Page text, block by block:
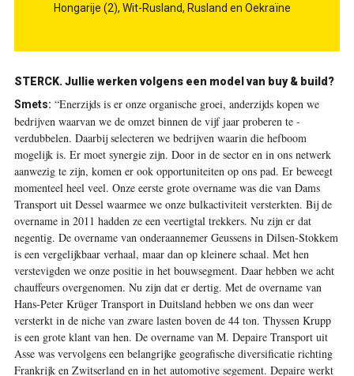
Hongarije (2), Wit-Rusland, Rusland en Oekraïne
STERCK. Jullie werken volgens een model van buy & build?
Smets: “Enerzijds is er onze organische groei, anderzijds kopen we
bedrijven waarvan we de omzet binnen de vijf jaar proberen te ­
verdubbelen. Daarbij selecteren we bedrijven waarin die hefboom
mogelijk is. Er moet synergie zijn. Door in de sector en in ons netwerk
aanwezig te zijn, komen er ook opportuniteiten op ons pad. Er beweegt
momenteel heel veel. Onze eerste grote overname was die van Dams
Transport uit Dessel waarmee we onze bulkactiviteit versterkten. Bij de
overname in 2011 hadden ze een veertigtal trekkers. Nu zijn er dat
negentig. De overname van onderaannemer Geussens in Dilsen-Stokkem
is een vergelijkbaar verhaal, maar dan op kleinere schaal. Met hen
verstevigden we onze positie in het bouwsegment. Daar hebben we acht
chauffeurs overgenomen. Nu zijn dat er dertig. Met de overname van
Hans-Peter Krüger Transport in Duitsland hebben we ons dan weer
versterkt in de niche van zware lasten boven de 44 ton. Thyssen Krupp
is een grote klant van hen. De overname van M. Depaire Transport uit
Asse was vervolgens een belangrijke ­geografische ­diversificatie richting
Frankrijk en Zwitserland en in het automotive segement. Depaire werkt